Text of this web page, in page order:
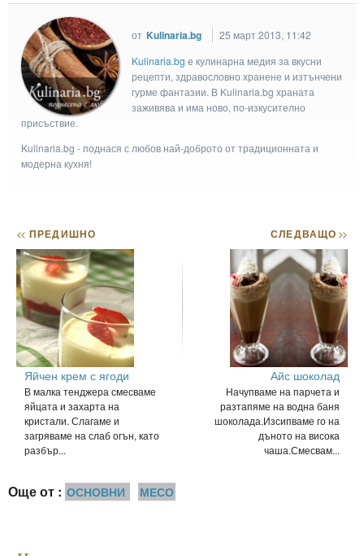
от Kulinaria.bg
25 март 2013, 11:42
Kulinaria.bg e кулинарна медия за вкусни
рецепти, здравословно хранене и изтънчени
гурме фантазии. В Kulinaria.bg храната
заживява и има ново, по-изкусително
присъствие.
Kulinaria.bg - поднася с любов най-доброто от традиционната и
модерна кухня!
<< ПРЕДИШНО
Яйчен крем с ягоди
В малка тенджера смесваме
яйцата и захарта на
кристали. Слагаме и
загряваме на слаб огън, като
разбър...
СЛЕДВАЩО>>
Айс шоколад
Начупваме на парчета и
разтапяме на водна баня
шоколада.Изсипваме го на
дъното на висока
чаша.Смесвам...
Още от : ОСНОВНИ МЕСО